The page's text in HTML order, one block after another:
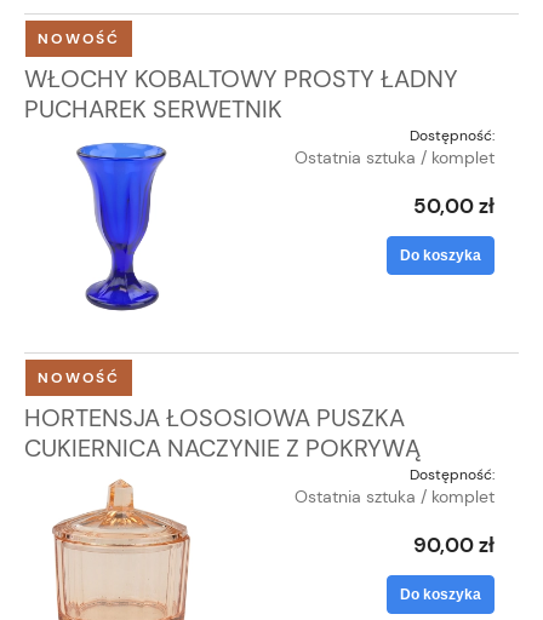
WŁOCHY KOBALTOWY PROSTY ŁADNY
PUCHAREK SERWETNIK
Dostępność:
Ostatnia sztuka / komplet
50,00 zł
Do koszyka
NOWOŚĆ
HORTENSJA ŁOSOSIOWA PUSZKA
CUKIERNICA NACZYNIE Z POKRYWĄ
Dostępność:
Ostatnia sztuka / komplet
90,00 zł
Do koszyka
NOWOŚĆ